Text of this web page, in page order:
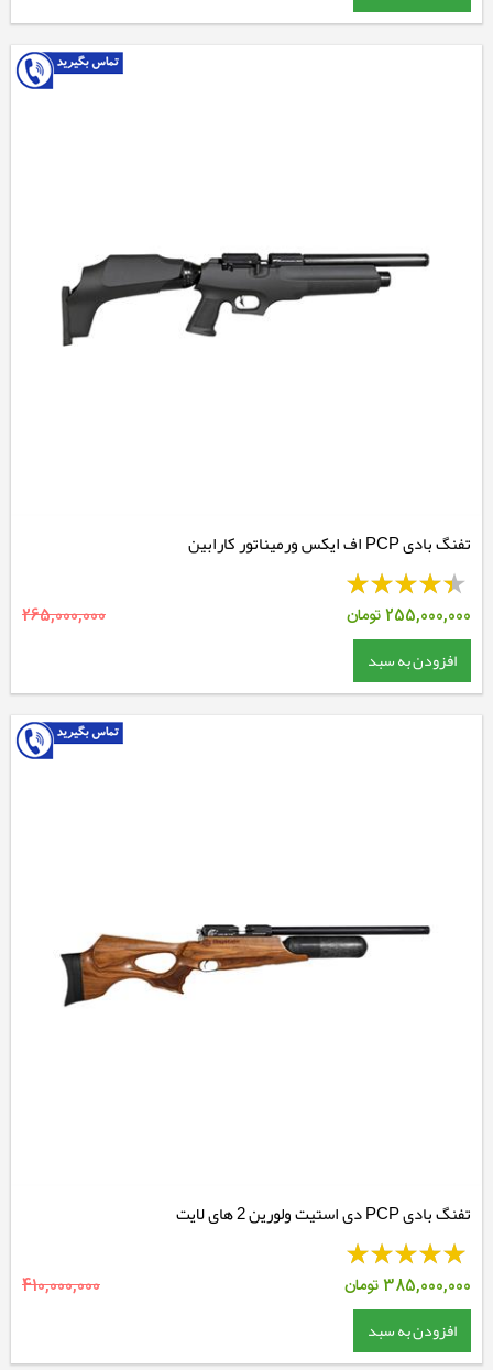
تفنگ بادی PCP اف ایکس ورمیناتور کارابین
255,000,000تومان 265,000,000
افزودن به سبد
تفنگ بادی PCP دی استیت ولورین 2 های لایت
385,000,000تومان 410,000,000
افزودن به سبد